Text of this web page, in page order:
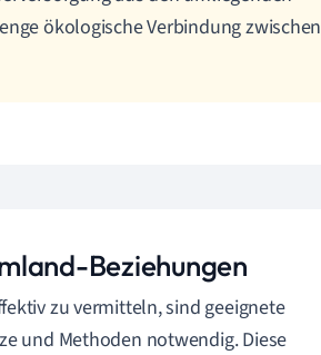
ökologische Verbindung zwischen
Beziehungen
zu vermitteln, sind geeignete
und Methoden notwendig. Diese